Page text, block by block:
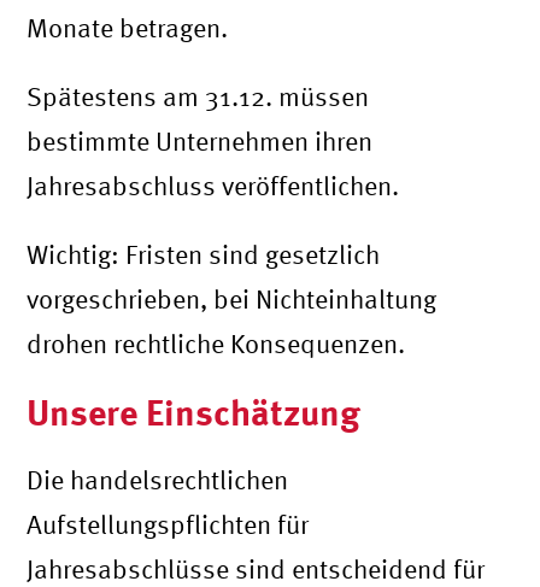
Monate betragen.
Spätestens am 31.12. müssen
bestimmte Unternehmen ihren
Jahresabschluss veröffentlichen.
Wichtig: Fristen sind gesetzlich
vorgeschrieben, bei Nichteinhaltung
drohen rechtliche Konsequenzen.
Unsere Einschätzung
Die handelsrechtlichen
Aufstellungspflichten für
Jahresabschlüsse sind entscheidend für